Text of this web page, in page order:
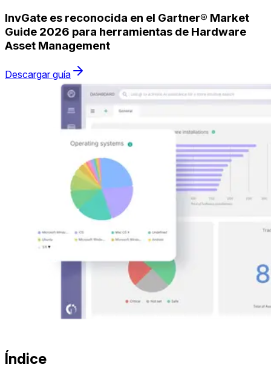
InvGate es reconocida en el Gartner® Market
Guide 2026 para herramientas de Hardware
Asset Management
Descargar guía
Índice